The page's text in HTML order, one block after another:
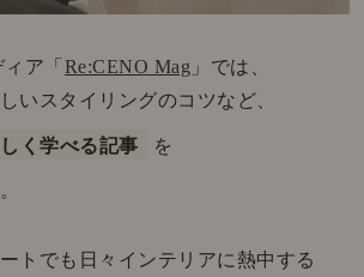
ア「 Re:CENO Mag 」では、
いスタイリングのコツなど、
く学べる記事 を
トでも日々インテリアに熱中する